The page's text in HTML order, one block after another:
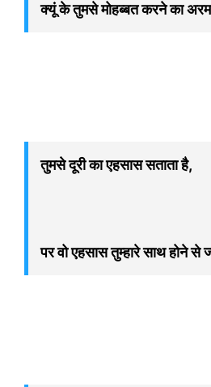
क्यूं के तुमसे मोहब्बत करने का
तुमसे दूरी का एहसास सताता है,
पर वो एहसास तुम्हारे साथ होने से